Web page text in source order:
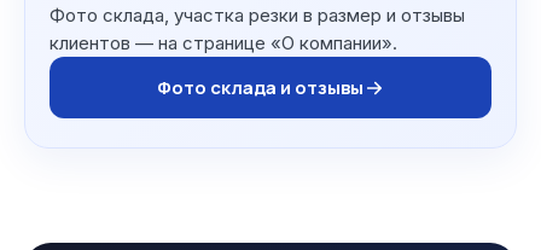
Фото склада, участка резки в размер и отзывы
клиентов — на странице «О компании».
Фото склада и отзывы